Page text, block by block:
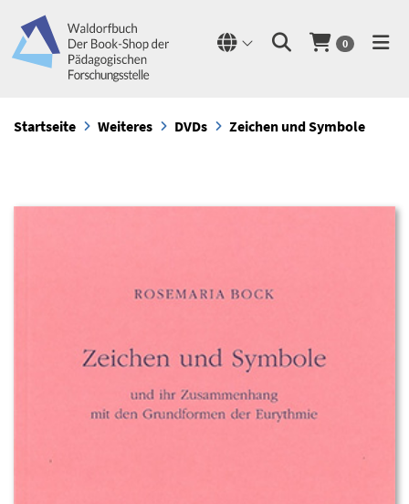
0
Startseite Weiteres DVDs Zeichen und Symbole